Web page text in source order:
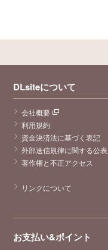
DLsiteについて
会社概要
利用規約
資金決済法に基づく表記
外部送信規律に関する公表
著作権と不正アクセス
リンクについて
お支払い&ポイント